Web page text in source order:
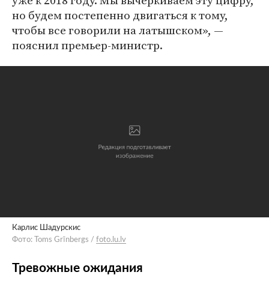
но будем постепенно двигаться к тому,
чтобы все говорили на латышском», —
пояснил премьер-министр.
Карлис Шадурскис
Фото: Toms Grīnbergs / foto.lu.lv
Тревожные ожидания